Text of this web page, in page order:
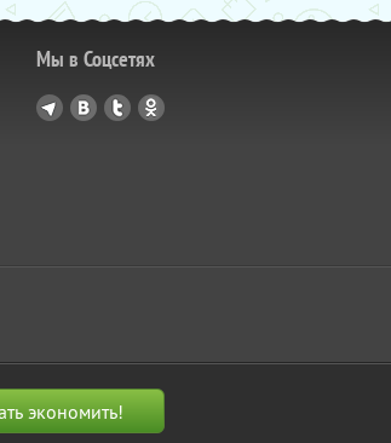
Мы в Соцсетях